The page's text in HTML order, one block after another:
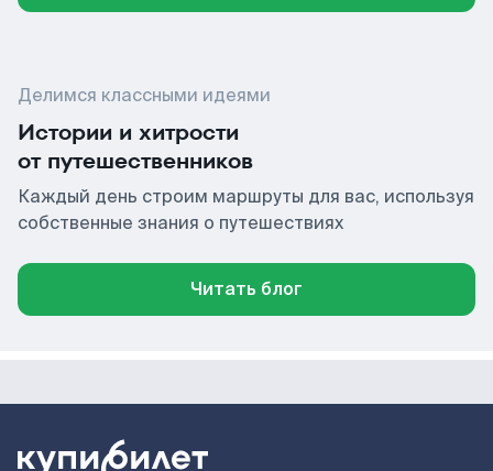
Делимся классными идеями
Истории и хитрости
от путешественников
Каждый день строим маршруты для вас, используя
собственные знания о путешествиях
Читать блог